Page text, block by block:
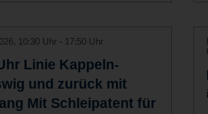
10:30 Uhr - 17:50 Uhr
Linie Kappeln-
und zurück mit
Mit Schleipatent für